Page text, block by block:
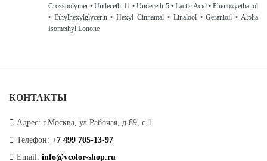
Crosspolymer • Undeceth-11 • Undeceth-5 • Lactic Acid • Phenoxyethanol
• Ethylhexylglycerin • Hexyl Cinnamal • Linalool • Geranioil • Alpha
Isomethyl Lonone
КОНТАКТЫ
Адрес: г.Москва, ул.Рабочая, д.89, с.1
Телефон: +7 499 705-13-97
Email: info@vcolor-shop.ru